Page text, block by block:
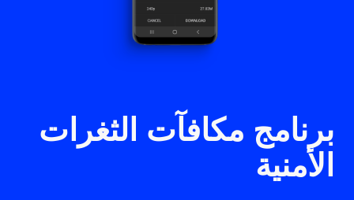
برنامج مكافآت الثغرات
الأمنية